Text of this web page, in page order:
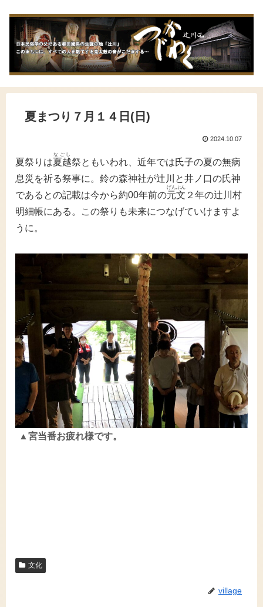
夏まつり７月１４日(日)
2024.10.07
夏祭りは夏越
なごし
祭ともいわれ、近年では氏子の夏の無病
息災を祈る祭事に。鈴の森神社が辻川と井ノ口の氏神
であるとの記載は今から約00年前の元
げん
文
ぶん
２年の辻川村
明細帳にある。この祭りも未来につなげていけますよ
うに。
▲宮当番お疲れ様です。
文化
village